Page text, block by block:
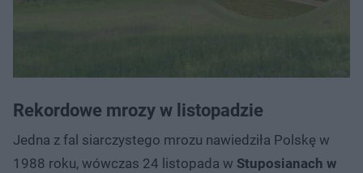
Rekordowe mrozy w listopadzie
Jedna z fal siarczystego mrozu nawiedziła Polskę w
1988 roku, wówczas 24 listopada w Stuposianach w